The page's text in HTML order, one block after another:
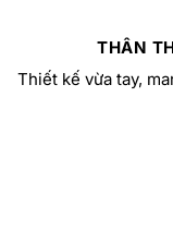
THÂN
Thiết kế vừa tay,